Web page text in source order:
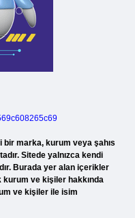
marka, kurum veya şahıs
Sitede yalnızca kendi
Burada yer alan içerikler
kurum ve kişiler hakkında
ve kişiler ile isim